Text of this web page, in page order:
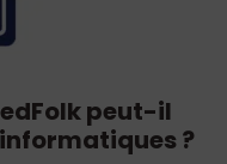
peut-il
?